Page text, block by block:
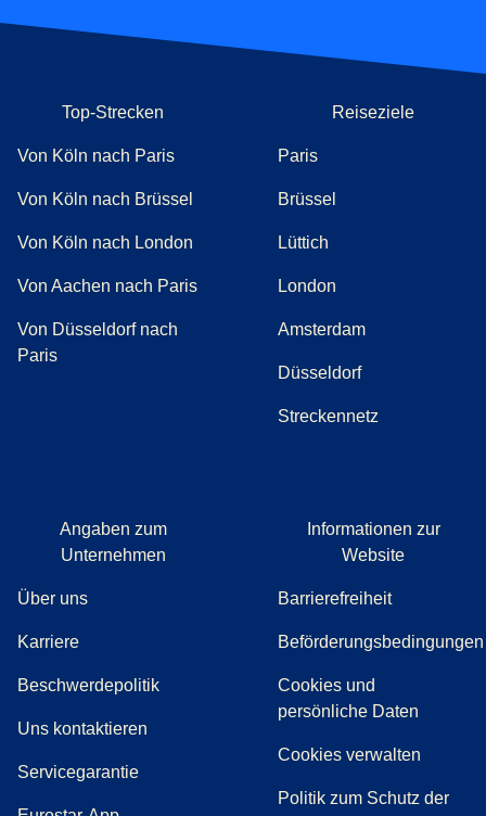
Top-Strecken
Von Köln nach Paris
Von Köln nach Brüssel
Von Köln nach London
Von Aachen nach Paris
Von Düsseldorf nach
Paris
Reiseziele
Paris
Brüssel
Lüttich
London
Amsterdam
Düsseldorf
Streckennetz
Angaben zum
Unternehmen
Über uns
Karriere
Beschwerdepolitik( Öffnet einen neuen Tab )
( öffnet eine PDF)
Uns kontaktieren
Servicegarantie
Informationen zur
Website
Barrierefreiheit
Beförderungsbedingungen
Cookies und
persönliche Daten
Cookies verwalten
Politik zum Schutz der